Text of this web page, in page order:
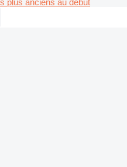
plus anciens au début